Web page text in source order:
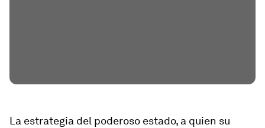
La estrategia del poderoso estado, a quien su